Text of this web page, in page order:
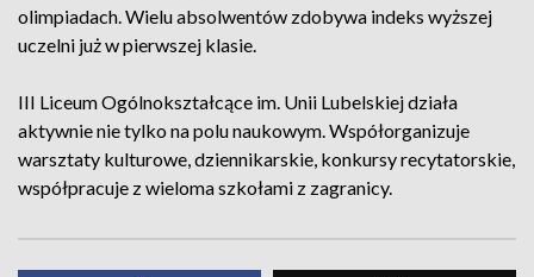
olimpiadach. Wielu absolwentów zdobywa indeks wyższej
uczelni już w pierwszej klasie.
III Liceum Ogólnokształcące im. Unii Lubelskiej działa
aktywnie nie tylko na polu naukowym. Współorganizuje
warsztaty kulturowe, dziennikarskie, konkursy recytatorskie,
współpracuje z wieloma szkołami z zagranicy.